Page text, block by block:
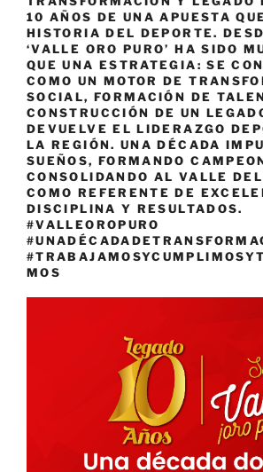
10 AÑOS DE UNA APUESTA
HISTORIA DEL DEPORTE.
‘VALLE ORO PURO’ HA SIDO
QUE UNA ESTRATEGIA: SE
COMO UN MOTOR DE
SOCIAL, FORMACIÓN DE
CONSTRUCCIÓN DE UN
DEVUELVE EL LIDERAZGO
LA REGIÓN. UNA DÉCADA
SUEÑOS, FORMANDO
CONSOLIDANDO AL VALLE
COMO REFERENTE DE
DISCIPLINA Y RESULTADOS.
#VALLEOROPURO
MOS